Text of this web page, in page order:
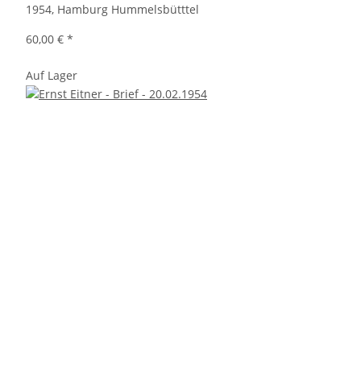
1954, Hamburg Hummelsbütttel
60,00 € *
Auf Lager